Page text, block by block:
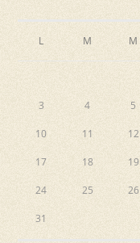
L M M
3 4 5
10 11 12
17 18 19
24 25 26
31